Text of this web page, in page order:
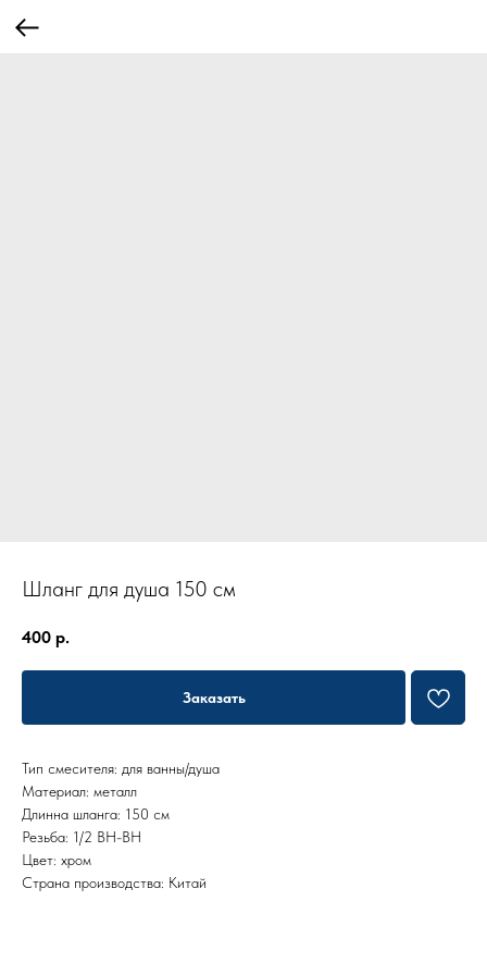
Шланг для душа 150 см
400 р.
Заказать
Тип смесителя: для ванны/душа
Материал: металл
Длинна шланга: 150 см
Резьба: 1/2 ВН-ВН
Цвет: хром
Страна производства: Китай